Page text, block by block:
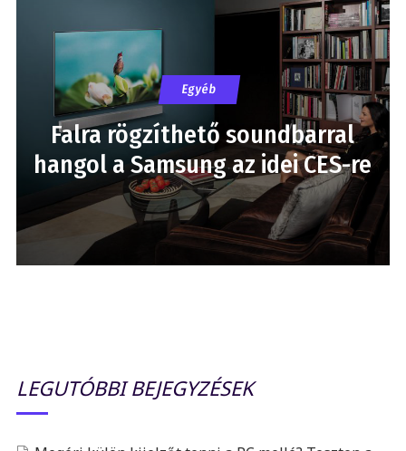
Egyéb
Falra rögzíthető soundbarral
hangol a Samsung az idei CES-re
LEGUTÓBBI BEJEGYZÉSEK